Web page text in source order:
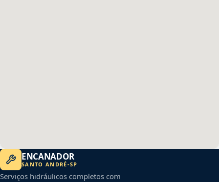
ENCANADOR
SANTO ANDRÉ-SP
Serviços hidráulicos completos com